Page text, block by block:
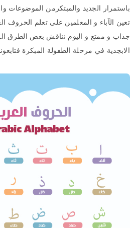
باستمرار الجديد والمبتكرمن الموضوعات
تعين الآباء و المعلمين على تعلم الحروف
جذاب و ممتع و اليوم نناقش بعض الطرق
الابجدية في مرحلة الطفولة المبكرة